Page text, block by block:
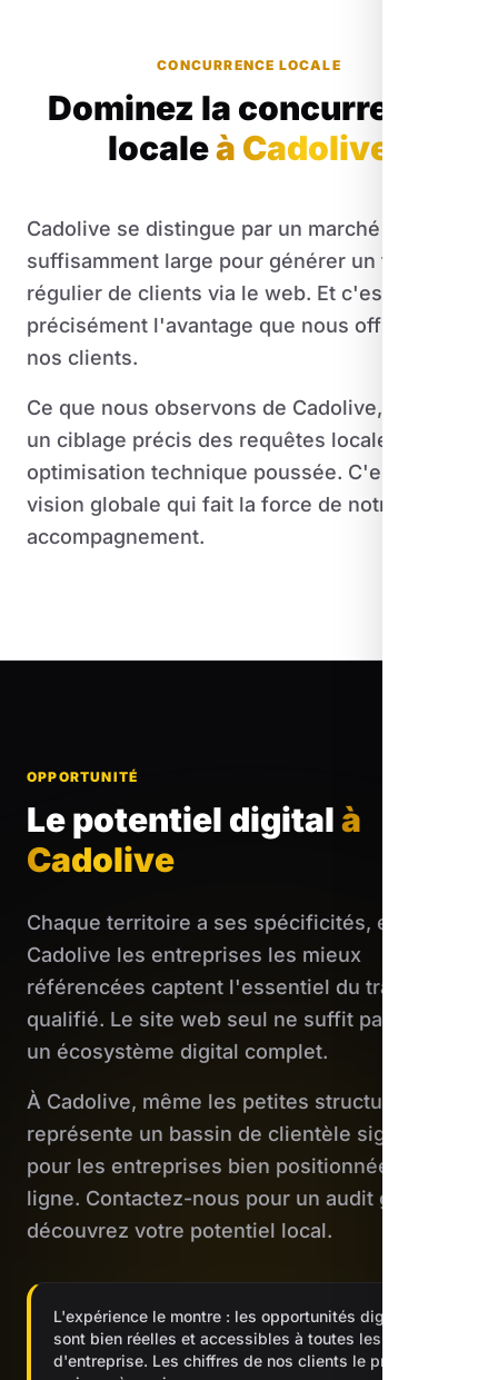
CONCURRENCE LOCALE
Dominez la concurrence
localeà Cadolive
Cadolive se distingue par un marché
suffisamment large pour générer un flux
régulier de clients via le web. Et c'est
précisément l'avantage que nous offrons à
nos clients.
Ce que nous observons de Cadolive, combine
un ciblage précis des requêtes locales et une
optimisation technique poussée. C'est cette
vision globale qui fait la force de notre
accompagnement.
OPPORTUNITÉ
Le potentiel digitalà
Cadolive
Chaque territoire a ses spécificités, et
Cadolive les entreprises les mieux
référencées captent l'essentiel du trafic
qualifié. Le site web seul ne suffit pas : il faut
un écosystème digital complet.
À Cadolive, même les petites structures
représente un bassin de clientèle significatif
pour les entreprises bien positionnées en
ligne. Contactez-nous pour un audit gratuit et
découvrez votre potentiel local.
L'expérience le montre : les opportunités digitales
sont bien réelles et accessibles à toutes les tailles
d'entreprise. Les chiffres de nos clients le prouvent